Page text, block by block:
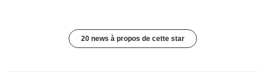
20 news à propos de cette star